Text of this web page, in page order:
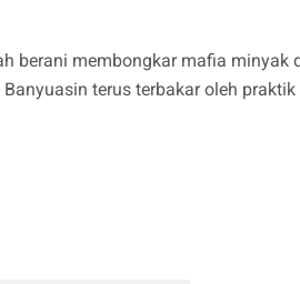
berani membongkar mafia minyak
terus terbakar oleh praktik